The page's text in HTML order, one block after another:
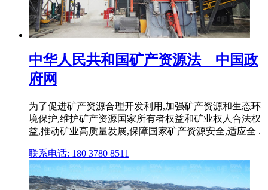
中华人民共和国矿产资源法__中国政
府网
为了促进矿产资源合理开发利用,加强矿产资源和生态环
境保护,维护矿产资源国家所有者权益和矿业权人合法权
益,推动矿业高质量发展,保障国家矿产资源安全,适应全 .
联系电话: 180 3780 8511